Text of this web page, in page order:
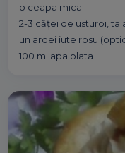
o ceapa mica
2-3 căţei de usturoi,
un ardei iute rosu
100 ml apa plata